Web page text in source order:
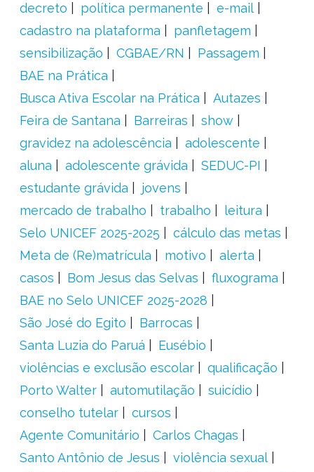
decreto
política permanente
e-mail
cadastro na plataforma
panfletagem
sensibilização
CGBAE/RN
Passagem
BAE na Prática
Busca Ativa Escolar na Prática
Autazes
Feira de Santana
Barreiras
show
gravidez na adolescência
adolescente
aluna
adolescente grávida
SEDUC-PI
estudante grávida
jovens
mercado de trabalho
trabalho
leitura
Selo UNICEF 2025-2025
cálculo das metas
Meta de (Re)matrícula
motivo
alerta
casos
Bom Jesus das Selvas
fluxograma
BAE no Selo UNICEF 2025-2028
São José do Egito
Barrocas
Santa Luzia do Paruá
Eusébio
violências e exclusão escolar
qualificação
Porto Walter
automutilação
suicídio
conselho tutelar
cursos
Agente Comunitário
Carlos Chagas
Santo Antônio de Jesus
violência sexual